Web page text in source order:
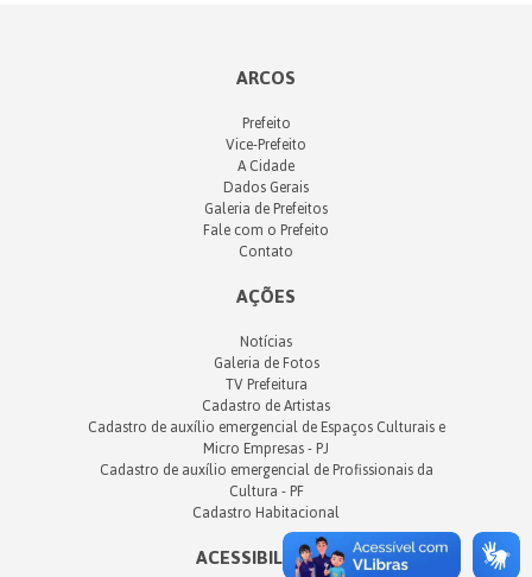
ARCOS
Prefeito
Vice-Prefeito
A Cidade
Dados Gerais
Galeria de Prefeitos
Fale com o Prefeito
Contato
AÇÕES
Notícias
Galeria de Fotos
TV Prefeitura
Cadastro de Artistas
Cadastro de auxílio emergencial de Espaços Culturais e
Micro Empresas - PJ
Cadastro de auxílio emergencial de Profissionais da
Cultura - PF
Cadastro Habitacional
ACESSIBILIDADE